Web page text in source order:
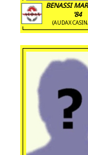
BENASSI
'84
(AUDAX